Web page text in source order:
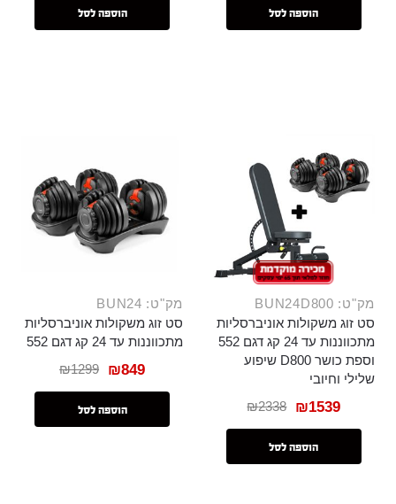
הוספה לסל הוספה לסל
מק"ט: BUN24D800
סט זוג משקולות אוניברסליות
מתכווננות עד 24 קג דגם 552
וספת כושר D800 שיפוע
שלילי וחיובי
₪2338 ₪1539
הוספה לסל
מק"ט: BUN24
סט זוג משקולות אוניברסליות
מתכווננות עד 24 קג דגם 552
₪1299 ₪849
הוספה לסל